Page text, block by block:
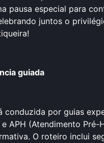
pausa especial para
juntos o
guiada
conduzida por guias
APH (Atendimento
O roteiro inclui